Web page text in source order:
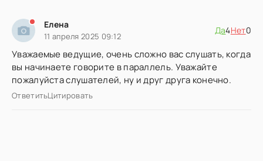
Елена
11 апреля 2025 09:12
Да4Нет0
Уважаемые ведущие, очень сложно вас слушать, когда
вы начинаете говорите в параллель. Уважайте
пожалуйста слушателей, ну и друг друга конечно.
ОтветитьЦитировать